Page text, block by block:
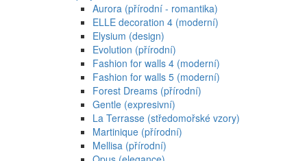
Aurora (přírodní - romantika)
ELLE decoration 4 (moderní)
Elysium (design)
Evolution (přírodní)
Fashion for walls 4 (moderní)
Fashion for walls 5 (moderní)
Forest Dreams (přírodní)
Gentle (expresivní)
La Terrasse (středomořské vzory)
Martinique (přírodní)
Mellisa (přírodní)